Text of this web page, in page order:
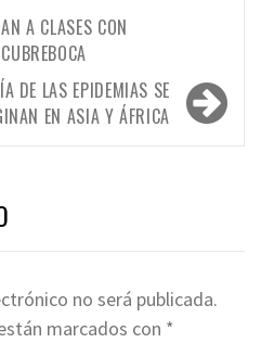
A CLASES CON
DE LAS EPIDEMIAS SE
EN ASIA Y ÁFRICA
no será publicada.
marcados con *